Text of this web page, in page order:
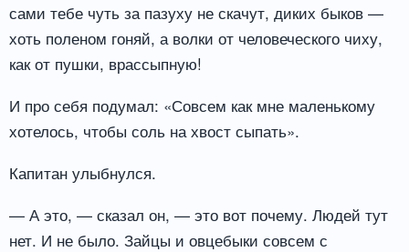
сами тебе чуть за пазуху не скачут, диких быков —
хоть поленом гоняй, а волки от человеческого чиху,
как от пушки, врассыпную!
И про себя подумал: «Совсем как мне маленькому
хотелось, чтобы соль на хвост сыпать».
Капитан улыбнулся.
— А это, — сказал он, — это вот почему. Людей тут
нет. И не было. Зайцы и овцебыки совсем с